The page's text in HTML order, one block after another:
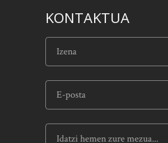
KONTAKTUA